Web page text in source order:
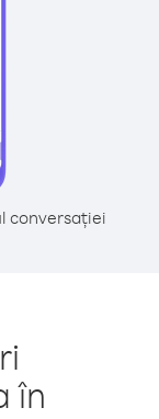
conversației
în